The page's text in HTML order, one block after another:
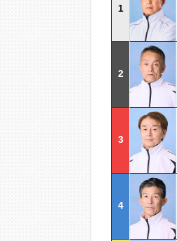
1
2
3
4